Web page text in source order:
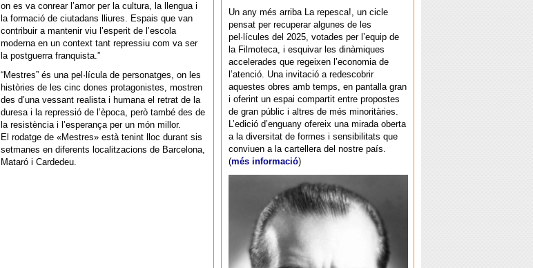
Un any més arriba La repesca!, un cicle
pensat per recuperar algunes de les
pel·lícules del 2025, votades per l’equip de
la Filmoteca, i esquivar les dinàmiques
accelerades que regeixen l’economia de
l’atenció. Una invitació a redescobrir
aquestes obres amb temps, en pantalla gran
i oferint un espai compartit entre propostes
de gran públic i altres de més minoritàries.
L’edició d’enguany ofereix una mirada oberta
a la diversitat de formes i sensibilitats que
conviuen a la cartellera del nostre país.
(més informació)
on es va conrear l’amor per la cultura, la llengua i
la formació de ciutadans lliures. Espais que van
contribuir a mantenir viu l’esperit de l’escola
moderna en un context tant repressiu com va ser
la postguerra franquista.”
“Mestres” és una pel·lícula de personatges, on les
històries de les cinc dones protagonistes, mostren
des d’una vessant realista i humana el retrat de la
duresa i la repressió de l’època, però també des de
la resistència i l’esperança per un món millor.
El rodatge de «Mestres» està tenint lloc durant sis
setmanes en diferents localitzacions de Barcelona,
Mataró i Cardedeu.